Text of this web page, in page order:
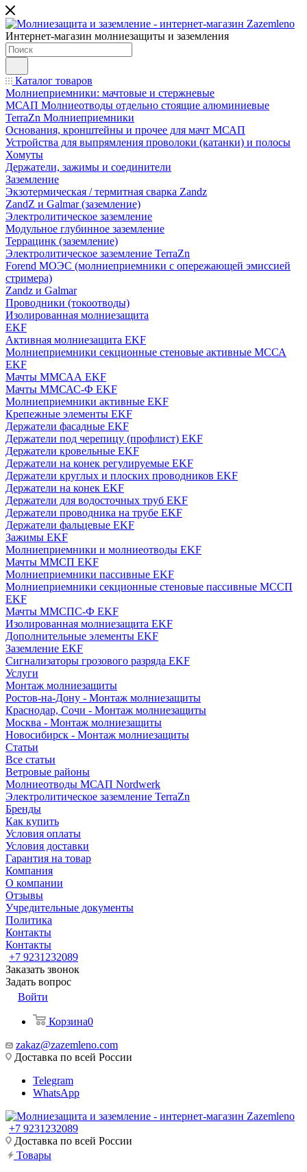
Интернет-магазин молниезащиты и заземления
Каталог товаров
Молниеприемники: мачтовые и стержневые
МСАП Молниеотводы отдельно стоящие алюминиевые
TerraZn Молниеприемники
Основания, кронштейны и прочее для мачт МСАП
Устройства для выпрямления проволоки (катанки) и полосы
Хомуты
Держатели, зажимы и соединители
Заземление
Экзотермическая / термитная сварка Zandz
ZandZ и Galmar (заземление)
Электролитическое заземление
Модульное глубинное заземление
Террацинк (заземление)
Электролитическое заземление TerraZn
Forend МОЭС (молниеприемники с опережающей эмиссией
стримера)
Zandz и Galmar
Проводники (токоотводы)
Изолированная молниезащита
EKF
Активная молниезащита EKF
Молниеприемники секционные стеновые активные МССА
EKF
Мачты ММСАА EKF
Мачты ММСАС-Ф EKF
Молниеприемники активные EKF
Крепежные элементы EKF
Держатели фасадные EKF
Держатели под черепицу (профлист) EKF
Держатели кровельные EKF
Держатели на конек регулируемые EKF
Держатели круглых и плоских проводников EKF
Держатели на конек EKF
Держатели для водосточных труб EKF
Держатели проводника на трубе EKF
Держатели фальцевые EKF
Зажимы EKF
Молниеприемники и молниеотводы EKF
Мачты ММСП EKF
Молниеприемники пассивные EKF
Молниеприемники секционные стеновые пассивные МССП
EKF
Мачты ММСПС-Ф EKF
Изолированная молниезащита EKF
Дополнительные элементы EKF
Заземление EKF
Сигнализаторы грозового разряда EKF
Услуги
Монтаж молниезащиты
Ростов-на-Дону - Монтаж молниезащиты
Краснодар, Сочи - Монтаж молниезащиты
Москва - Монтаж молниезащиты
Новосибирск - Монтаж молниезащиты
Статьи
Все статьи
Ветровые районы
Молниеотводы МСАП Nordwerk
Электролитическое заземление TerraZn
Бренды
Как купить
Условия оплаты
Условия доставки
Гарантия на товар
Компания
О компании
Отзывы
Учредительные документы
Политика
Контакты
Контакты
+7 9231232089
Заказать звонок
Задать вопрос
Войти
Корзина0
zakaz@zazemleno.com
Доставка по всей России
Telegram
WhatsApp
+7 9231232089
Доставка по всей России
Товары